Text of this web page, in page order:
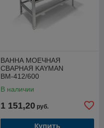
ВАННА МОЕЧНАЯ
СВАРНАЯ KAYMAN
ВМ-412/600
В наличии
1 151,20 руб.
Купить